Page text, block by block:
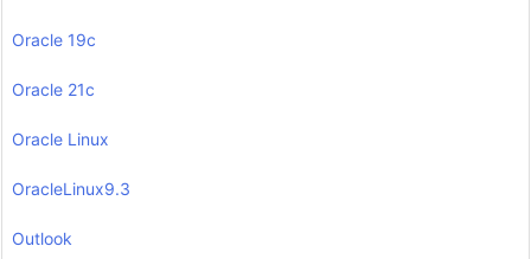
Oracle 19c
Oracle 21c
Oracle Linux
OracleLinux9.3
Outlook